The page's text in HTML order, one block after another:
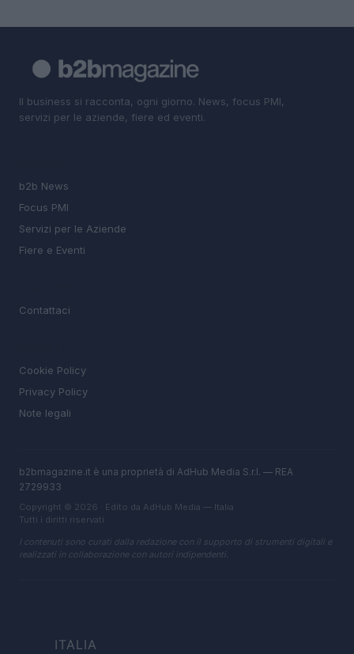
Il business si racconta, ogni giorno. News, focus PMI,
servizi per le aziende, fiere ed eventi.
b2b News
Focus PMI
Servizi per le Aziende
Fiere e Eventi
Contattaci
Cookie Policy
Privacy Policy
Note legali
b2bmagazine.it è una proprietà di AdHub Media S.r.l. — REA
2729933
Copyright © 2026 · Edito da AdHub Media — Italia
Tutti i diritti riservati
I contenuti sono curati dalla redazione con il supporto di strumenti digitali e
realizzati in collaborazione con autori indipendenti.
ITALIA